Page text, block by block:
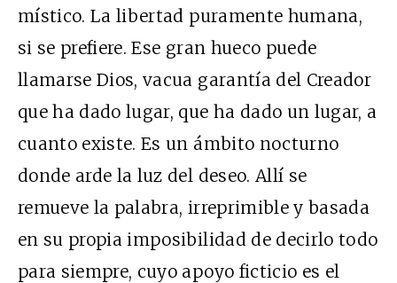
místico. La libertad puramente humana,
si se prefiere. Ese gran hueco puede
llamarse Dios, vacua garantía del Creador
que ha dado lugar, que ha dado un lugar, a
cuanto existe. Es un ámbito nocturno
donde arde la luz del deseo. Allí se
remueve la palabra, irreprimible y basada
en su propia imposibilidad de decirlo todo
para siempre, cuyo apoyo ficticio es el